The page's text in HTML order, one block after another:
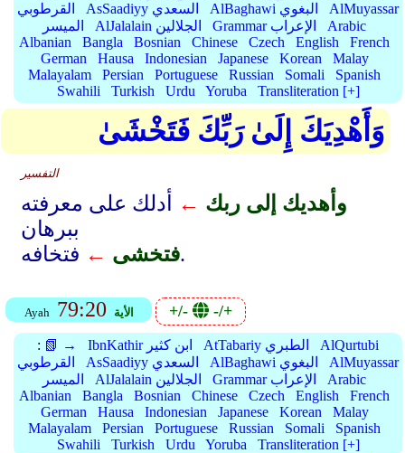
القرطوبي
AsSaadiyy السعدي AlBaghawi البغوي
AlMuyassar
الميسر
AlJalalain الجلالين Grammar الإعراب
Arabic
Albanian
Bangla Bosnian Chinese Czech English
French
German
Hausa Indonesian Japanese Korean
Malay
Malayalam
Persian Portuguese Russian Somali
Spanish
Swahili
Turkish Urdu Yoruba Transliteration [+]
وَأَهْدِيَكَ إِلَىٰ رَبِّكَ فَتَخْشَىٰ
التفسير
وأهديك إلى ربك ←
أدلك على معرفته
ببرهان
فتخشى ← فتخافه.
Ayah 79:20 الأية +/- -/+
: 📗 → IbnKathir ابن كثير AtTabariy الطبري
AlQurtubi
القرطوبي
AsSaadiyy السعدي AlBaghawi البغوي
AlMuyassar
الميسر
AlJalalain الجلالين Grammar الإعراب
Arabic
Albanian
Bangla Bosnian Chinese Czech English
French
German
Hausa Indonesian Japanese Korean
Malay
Malayalam
Persian Portuguese Russian Somali
Spanish
Swahili
Turkish Urdu Yoruba Transliteration [+]